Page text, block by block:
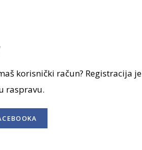
korisnički račun? Registracija je
raspravu.